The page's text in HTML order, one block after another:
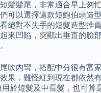
髮髮尾，非常適合早上匆
可以選擇這款短鮑伯頭造
絕對不失手的短髮造型推
來凹陷，突顯出垂直的臉
吹內彎，搭配中分很有富
果，難怪紅到現在都依然
於短髮及中長髮，也可算